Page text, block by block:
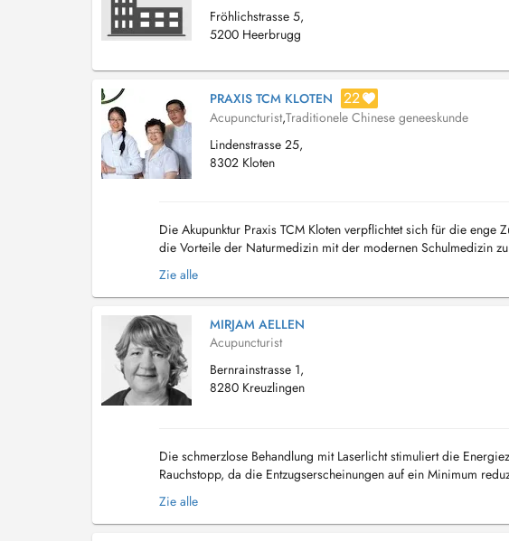
Fröhlichstrasse 5,
5200 Heerbrugg
PRAXIS TCM KLOTEN 22
Acupuncturist,Traditionele Chinese geneeskunde
Lindenstrasse 25,
8302 Kloten
Die Akupunktur Praxis TCM Kloten verpflichtet sich für die enge
die Vorteile der Naturmedizin mit der modernen Schulmedizin
Akupressur - Schröpfen, Moxa - Tuina Massage, Thai ...
Zie alle
MIRJAM AELLEN
Acupuncturist
Bernrainstrasse 1,
8280 Kreuzlingen
Die schmerzlose Behandlung mit Laserlicht stimuliert die
Rauchstopp, da die Entzugserscheinungen auf ein Minimum
ermöglichen eine weitere Reaktivierung der Akupunktur...
Zie alle